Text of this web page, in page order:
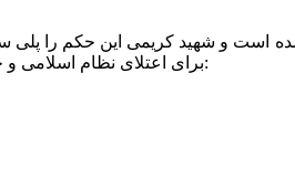
است و شهید کریمی این حکم را
برای اعتلای نظام اسلامی و خدمت به مردمان مستضعف و مبارزه با طواغیت زمان: